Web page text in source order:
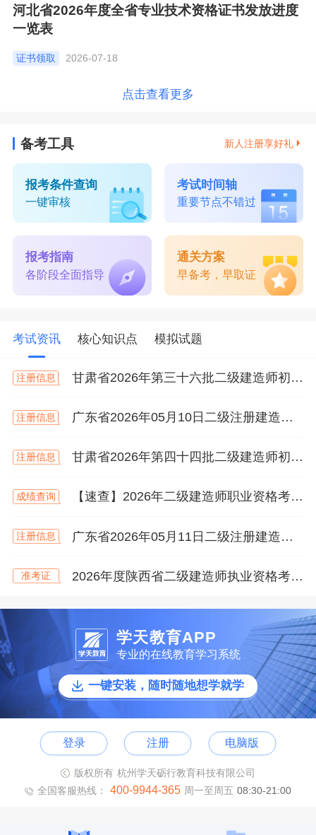
河北省2026年度全省专业技术资格证书发放进度
一览表
证书领取 2026-07-18
点击查看更多
备考工具 新人注册享好礼
报考条件查询
一键审核
考试时间轴
重要节点不错过
报考指南
各阶段全面指导
通关方案
早备考，早取证
考试资讯 核心知识点 模拟试题
注册信息 甘肃省2026年第三十六批二级建造师初始注册等人员名单
注册信息 广东省2026年05月10日二级注册建造师注册人员的公告
注册信息 甘肃省2026年第四十四批二级建造师初始注册等人员名单
成绩查询 【速查】2026年二级建造师职业资格考试成绩已公布！
注册信息 广东省2026年05月11日二级注册建造师注册人员的公告
准考证 2026年度陕西省二级建造师执业资格考试打印准考证的通知
学天教育APP
专业的在线教育学习系统
一键安装，随时随地想学就学
登录 注册 电脑版
版权所有 杭州学天砺行教育科技有限公司
全国客服热线：
400-9944-365 周一至周五 08:30-21:00